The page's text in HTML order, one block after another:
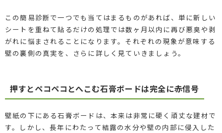
この簡易診断で一つでも当てはまるものがあれば、単に新しい
シートを重ねて貼るだけの処理では数ヶ月以内に再び悪臭や剥
がれに悩まされることになります。それぞれの現象が意味する
壁の裏側の真実を、さらに詳しく見ていきましょう。
押すとペコペコとへこむ石膏ボードは完全に赤信号
壁紙の下にある石膏ボードは、本来は非常に硬く頑丈な建材で
す。しかし、長年にわたって結露の水分や壁の内部に侵入した